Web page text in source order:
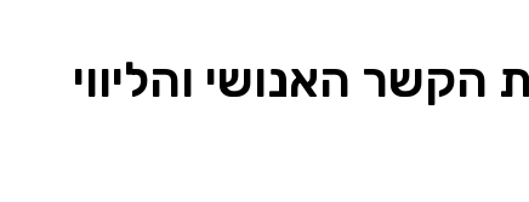
האנושי והליווי